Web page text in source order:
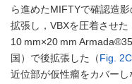
ら進めたMIFTYで確認造影
拡張し，VBXを圧着させた
10 mm×20 mm
国）で後拡張した（Fig. 2C
近位部が仮性瘤をカバーし